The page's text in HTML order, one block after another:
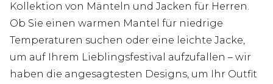
Kollektion von Mänteln und Jacken für Herren.
Ob Sie einen warmen Mantel für niedrige
Temperaturen suchen oder eine leichte Jacke,
um auf Ihrem Lieblingsfestival aufzufallen – wir
haben die angesagtesten Designs, um Ihr Outfit